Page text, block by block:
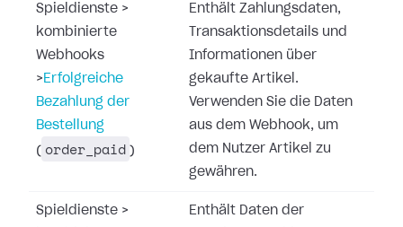
Spieldienste >
kombinierte
Webhooks
> Erfolgreiche
Bezahlung der
Bestellung
( order_paid )
Enthält Zahlungsdaten,
Transaktionsdetails und
Informationen über
gekaufte Artikel.
Verwenden Sie die Daten
aus dem Webhook, um
dem Nutzer Artikel zu
gewähren.
Spieldienste >
Enthält Daten der